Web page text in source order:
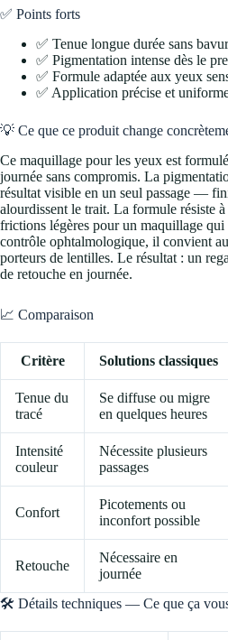
✅ Points forts
✅ Tenue longue durée sans
✅ Pigmentation intense dès le
✅ Formule adaptée aux yeux
✅ Application précise et
💡 Ce que ce produit change
Ce maquillage pour les yeux est
journée sans compromis. La
résultat visible en un seul passage —
alourdissent le trait. La formule résiste
frictions légères pour un maquillage qui
contrôle ophtalmologique, il convient
porteurs de lentilles. Le résultat : un
de retouche en journée.
📈 Comparaison
Critère Solutions classiques
Tenue du
tracé
Se diffuse ou migre
en quelques heures
Intensité
couleur
Nécessite plusieurs
passages
Confort
Picotements ou
inconfort possible
Retouche
Nécessaire en
journée
🛠️ Détails techniques — Ce que ça